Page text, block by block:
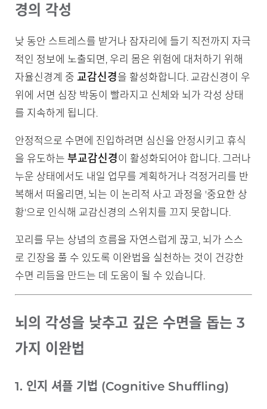
경의 각성
낮 동안 스트레스를 받거나 잠자리에 들기 직전까지 자극
적인 정보에 노출되면, 우리 몸은 위험에 대처하기 위해
자율신경계 중 교감신경을 활성화합니다. 교감신경이 우
위에 서면 심장 박동이 빨라지고 신체와 뇌가 각성 상태
를 지속하게 됩니다.
안정적으로 수면에 진입하려면 심신을 안정시키고 휴식
을 유도하는 부교감신경이 활성화되어야 합니다. 그러나
누운 상태에서도 내일 업무를 계획하거나 걱정거리를 반
복해서 떠올리면, 뇌는 이 논리적 사고 과정을 '중요한 상
황'으로 인식해 교감신경의 스위치를 끄지 못합니다.
꼬리를 무는 상념의 흐름을 자연스럽게 끊고, 뇌가 스스
로 긴장을 풀 수 있도록 이완법을 실천하는 것이 건강한
수면 리듬을 만드는 데 도움이 될 수 있습니다.
뇌의 각성을 낮추고 깊은 수면을 돕는 3
가지 이완법
1. 인지 셔플 기법 (Cognitive Shuffling)